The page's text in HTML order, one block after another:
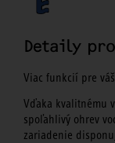
Detaily
Viac funkcií pre
Vďaka kvalitnému
spoľahlivý ohrev
zariadenie